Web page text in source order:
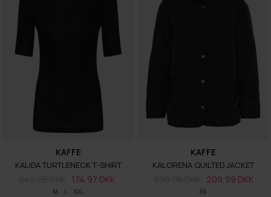
M L XXL
KAFFE
KALIDA TURTLENECK T-SHIRT
174,97 DKK
36
KAFFE
KALORENA QUILTED JACKET
209,99 DKK